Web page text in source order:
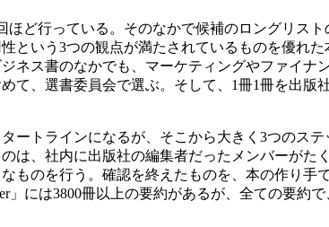
ど行っている。そのなかで候補のロングリス
いう3つの観点が満たされているものを優れ
ネス書のなかでも、マーケティングやファイナ
、選書委員会で選ぶ。そして、1冊1冊を出版
ートラインになるが、そこから大きく3つのス
は、社内に出版社の編集者だったメンバーが
ものを行う。確認を終えたものを、本の作り
には3800冊以上の要約があるが、全ての要約